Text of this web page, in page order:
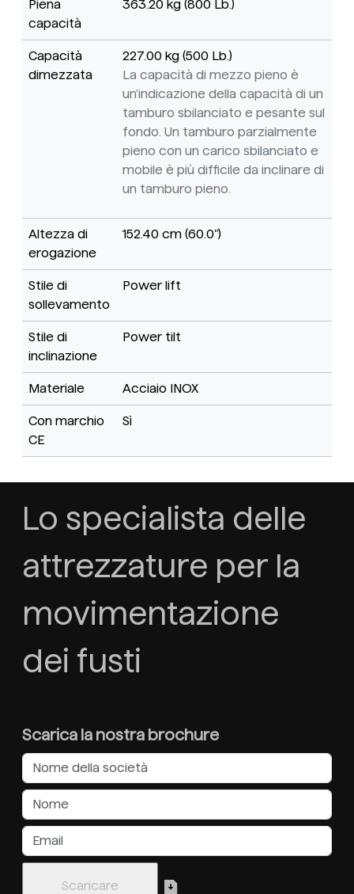
Piena
capacità
363.20 kg (800 Lb.)
Capacità
dimezzata
227.00 kg (500 Lb.)
La capacità di mezzo pieno è
un'indicazione della capacità di un
tamburo sbilanciato e pesante sul
fondo. Un tamburo parzialmente
pieno con un carico sbilanciato e
mobile è più difficile da inclinare di
un tamburo pieno.
Altezza di
erogazione
152.40 cm (60.0")
Stile di
sollevamento
Power lift
Stile di
inclinazione
Power tilt
Materiale Acciaio INOX
Con marchio
CE
Sì
Lo specialista delle
attrezzature per la
movimentazione
dei fusti
Scarica la nostra brochure